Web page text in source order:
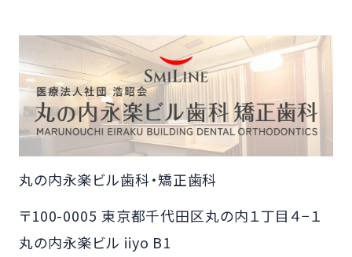
丸の内永楽ビル歯科・矯正歯科
〒100-0005 東京都千代田区丸の内１丁目４−１
丸の内永楽ビル iiyo B1